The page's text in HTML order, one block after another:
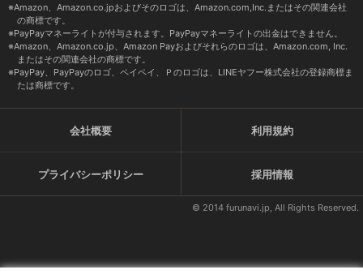
Amazon、Amazon.co.jpおよびそのロゴは、Amazon.com,Inc.またはその関連会社
の商標です。
PayPayマネーライトが付与されます。PayPayマネーライトの出金はできません。
Amazon、Amazon.co.jp、Amazon Payおよびそれらのロゴは、Amazon.com, Inc.
またはその関連会社の商標です。
PayPay、PayPayのロゴ、ペイペイ、Ｐのロゴは、LINEヤフー株式会社の登録商標ま
たは商標です。
会社概要 利用規約
プライバシーポリシー 採用情報
© 2014 furunavi.jp, All Rights Reserved.